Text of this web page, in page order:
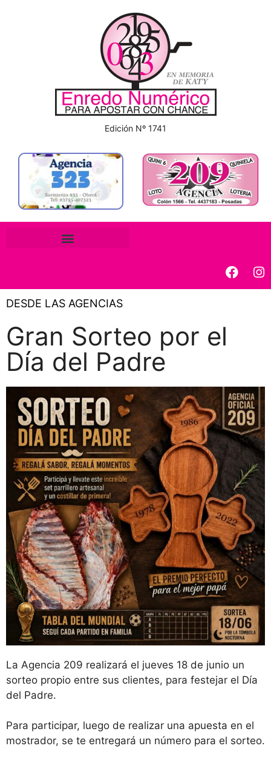
Edición Nº 1741
DESDE LAS AGENCIAS
Gran Sorteo por el
Día del Padre
La Agencia 209 realizará el jueves 18 de junio un
sorteo propio entre sus clientes, para festejar el Día
del Padre.
Para participar, luego de realizar una apuesta en el
mostrador, se te entregará un número para el sorteo.